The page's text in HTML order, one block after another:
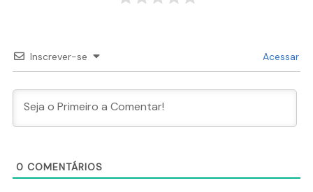
Inscrever-se Acessar
0 COMENTÁRIOS